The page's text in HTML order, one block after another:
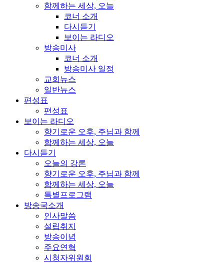
함께하는 세상, 오늘
코너 소개
다시듣기
보이는 라디오
방송미사
코너 소개
방송미사 일정
교회뉴스
일반뉴스
편성표
편성표
보이는 라디오
향기로운 오후, 주님과 함께
함께하는 세상, 오늘
다시듣기
오늘의 강론
향기로운 오후, 주님과 함께
함께하는 세상, 오늘
특별프로그램
방송국소개
인사말씀
설립취지
방송이념
주요연혁
시청자위원회